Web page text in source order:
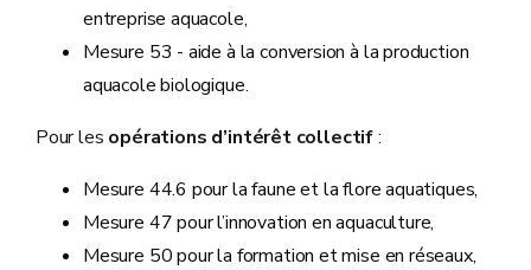
entreprise aquacole,
Mesure 53 - aide à la conversion à la production
aquacole biologique.
Pour les opérations d’intérêt collectif:
Mesure 44.6 pour la faune et la flore aquatiques,
Mesure 47 pour l’innovation en aquaculture,
Mesure 50 pour la formation et mise en réseaux,